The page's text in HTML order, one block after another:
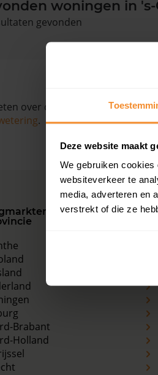
Deze website maakt
We gebruiken
websiteverkeer te
media, adverteren en
verstrekt of die ze
woningen in
gevonden
over de ontwikkelingen van
.
Brabant
Holland